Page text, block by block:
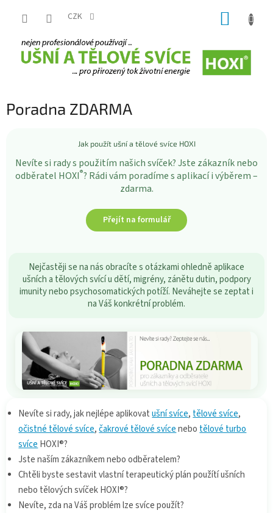
CZK
Poradna ZDARMA
Jak použít ušní a tělové svíce HOXI
Nevíte si rady s použitím našich svíček? Jste zákazník nebo
odběratel HOXI®? Rádi vám poradíme s aplikací i výběrem –
zdarma.
Přejít na formulář
Nejčastěji se na nás obracíte s otázkami ohledně aplikace
ušních a tělových svící u dětí, migrény, zánětu dutin, podpory
imunity nebo psychosomatických potíží. Neváhejte se zeptat i
na Váš konkrétní problém.
Nevíte si rady, jak nejlépe aplikovatušní svíce,tělové svíce,
očistné tělové svíce,čakrové tělové svícenebotělové turbo
svíceHOXI®?
Jste naším zákazníkem nebo odběratelem?
Chtěli byste sestavit vlastní terapeutický plán použítí ušních
nebo tělových svíček HOXI®?
Nevíte, zda na Váš problém lze svíce použít?